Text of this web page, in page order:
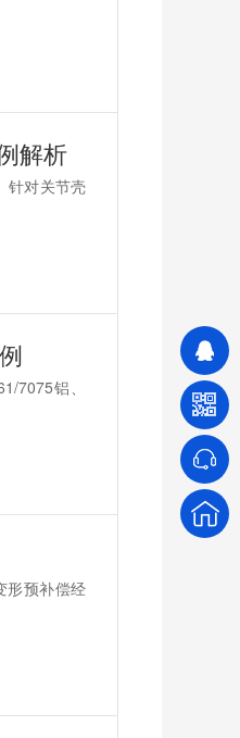
解析
针对关节壳
7075铝、
形预补偿经